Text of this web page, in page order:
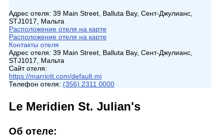
Адрес отеля: 39 Main Street, Balluta Bay, Сент-Джулианс,
STJ1017, Мальта
Расположение отеля на карте
Расположение отеля на карте
Контакты отеля
Адрес отеля: 39 Main Street, Balluta Bay, Сент-Джулианс,
STJ1017, Мальта
Сайт отеля:
https://marriott.com/default.mi
Телефон отеля: (356) 2311 0000
Le Meridien St. Julian's
Об отеле: